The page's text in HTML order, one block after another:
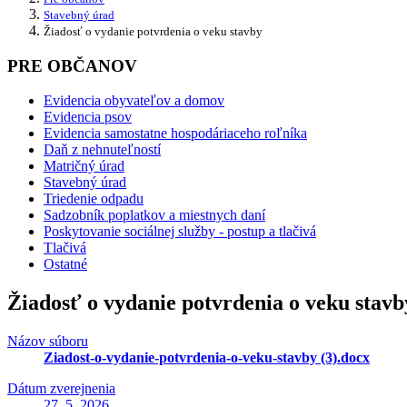
Stavebný úrad
Žiadosť o vydanie potvrdenia o veku stavby
PRE OBČANOV
Evidencia obyvateľov a domov
Evidencia psov
Evidencia samostatne hospodáriaceho roľníka
Daň z nehnuteľností
Matričný úrad
Stavebný úrad
Triedenie odpadu
Sadzobník poplatkov a miestnych daní
Poskytovanie sociálnej služby - postup a tlačivá
Tlačivá
Ostatné
Žiadosť o vydanie potvrdenia o veku
Názov súboru
Ziadost-o-vydanie-potvrdenia-o-veku-stavby (3).docx
Dátum zverejnenia